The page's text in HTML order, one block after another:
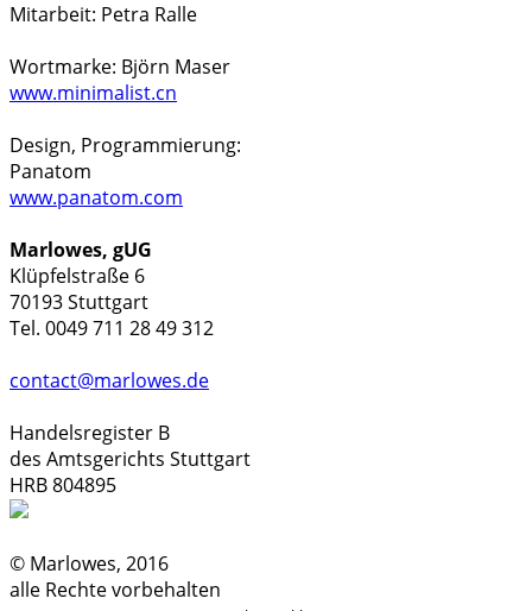
Mitarbeit: Petra Ralle
Wortmarke: Björn Maser
www.minimalist.cn
Design, Programmierung:
Panatom
www.panatom.com
Marlowes, gUG
Klüpfelstraße 6
70193 Stuttgart
Tel. 0049 711 28 49 312
contact@marlowes.de
Handelsregister B
des Amtsgerichts Stuttgart
HRB 804895
© Marlowes, 2016
alle Rechte vorbehalten